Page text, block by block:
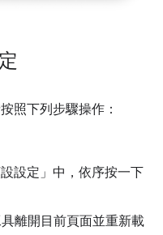
照下列步驟操作：
設定」 中，依序按一下
離開目前頁面並重新載